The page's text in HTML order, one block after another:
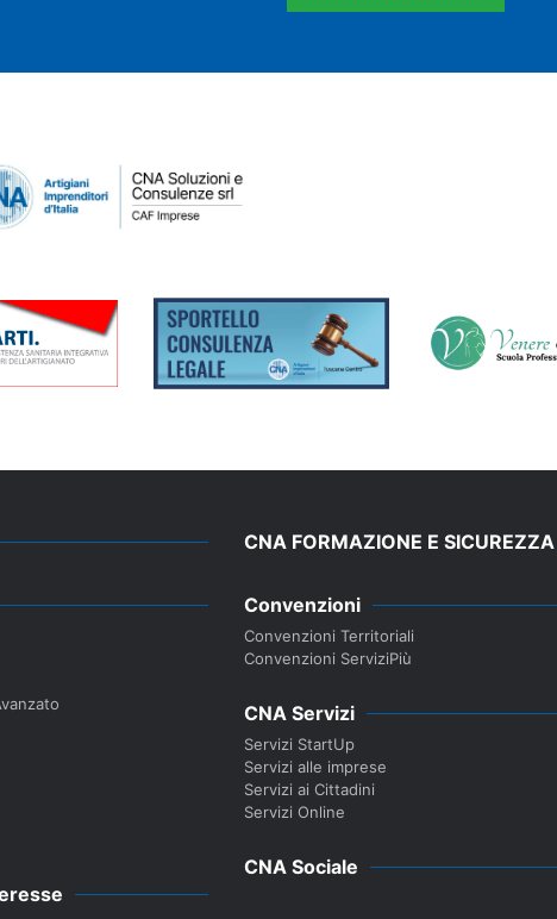
CNA FORMAZIONE E SICUREZZA
Convenzioni
Convenzioni Territoriali
Convenzioni ServiziPiù
CNA Servizi
Servizi StartUp
Servizi alle imprese
Servizi ai Cittadini
Servizi Online
CNA Sociale